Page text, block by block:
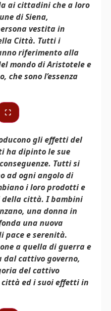
ai cittadini che a loro
di Siena,
vestita in
Città. Tutti i
riferimento alla
mondo di Aristotele e
che sono l’essenza
gli effetti del
ha dipinto le sue
Tutti si
ad ogni angolo di
i loro prodotti e
città. I bambini
una donna in
una nuova
pace e serenità.
a quella di guerra e
cattivo governo,
del cattivo
ed i suoi effetti in